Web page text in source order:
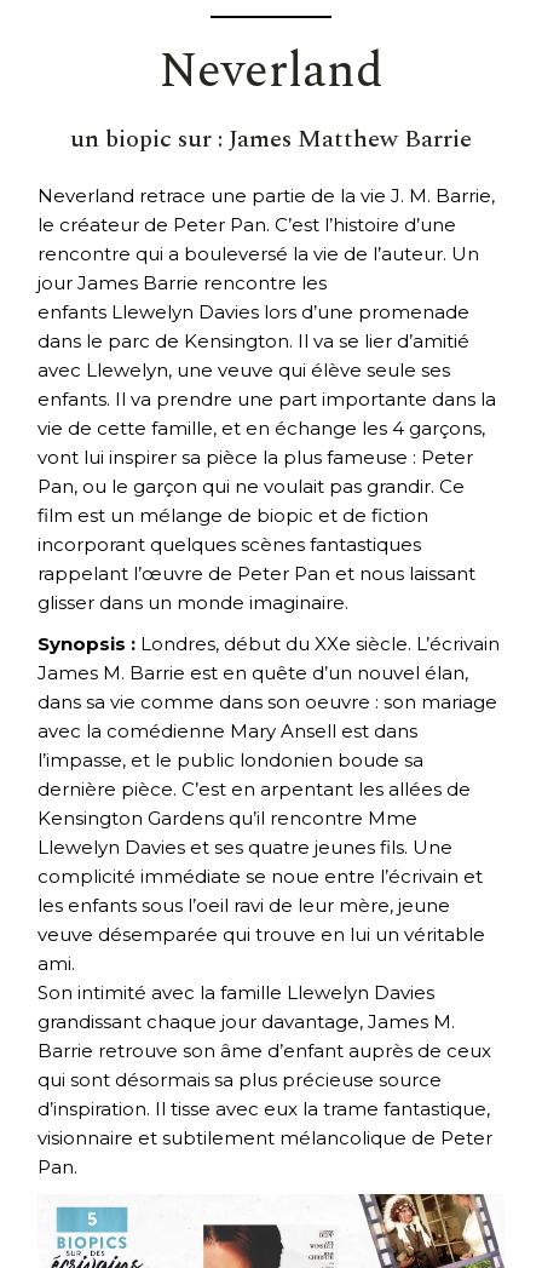
Neverland
un biopic sur : James Matthew Barrie
Neverland retrace une partie de la vie J. M. Barrie,
le créateur de Peter Pan. C’est l’histoire d’une
rencontre qui a bouleversé la vie de l’auteur. Un
jour James Barrie rencontre les
enfants Llewelyn Davies lors d’une promenade
dans le parc de Kensington. Il va se lier d’amitié
avec Llewelyn, une veuve qui élève seule ses
enfants. Il va prendre une part importante dans la
vie de cette famille, et en échange les 4 garçons,
vont lui inspirer sa pièce la plus fameuse : Peter
Pan, ou le garçon qui ne voulait pas grandir. Ce
film est un mélange de biopic et de fiction
incorporant quelques scènes fantastiques
rappelant l’œuvre de Peter Pan et nous laissant
glisser dans un monde imaginaire.
Synopsis : Londres, début du XXe siècle. L’écrivain
James M. Barrie est en quête d’un nouvel élan,
dans sa vie comme dans son oeuvre : son mariage
avec la comédienne Mary Ansell est dans
l’impasse, et le public londonien boude sa
dernière pièce. C’est en arpentant les allées de
Kensington Gardens qu’il rencontre Mme
Llewelyn Davies et ses quatre jeunes fils. Une
complicité immédiate se noue entre l’écrivain et
les enfants sous l’oeil ravi de leur mère, jeune
veuve désemparée qui trouve en lui un véritable
ami.
Son intimité avec la famille Llewelyn Davies
grandissant chaque jour davantage, James M.
Barrie retrouve son âme d’enfant auprès de ceux
qui sont désormais sa plus précieuse source
d’inspiration. Il tisse avec eux la trame fantastique,
visionnaire et subtilement mélancolique de Peter
Pan.